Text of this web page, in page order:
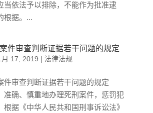
当依法予以排除，不能作为批准逮
根据。...
件审查判断证据若干问题的规定
月 17, 2019 | 法律法规
件审查判断证据若干问题的规定
准确、慎重地办理死刑案件，惩罚犯
根据《中华人民共和国刑事诉讼法》